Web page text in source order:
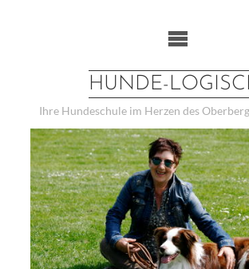
HUNDE-
Ihre Hundeschule im Herzen des